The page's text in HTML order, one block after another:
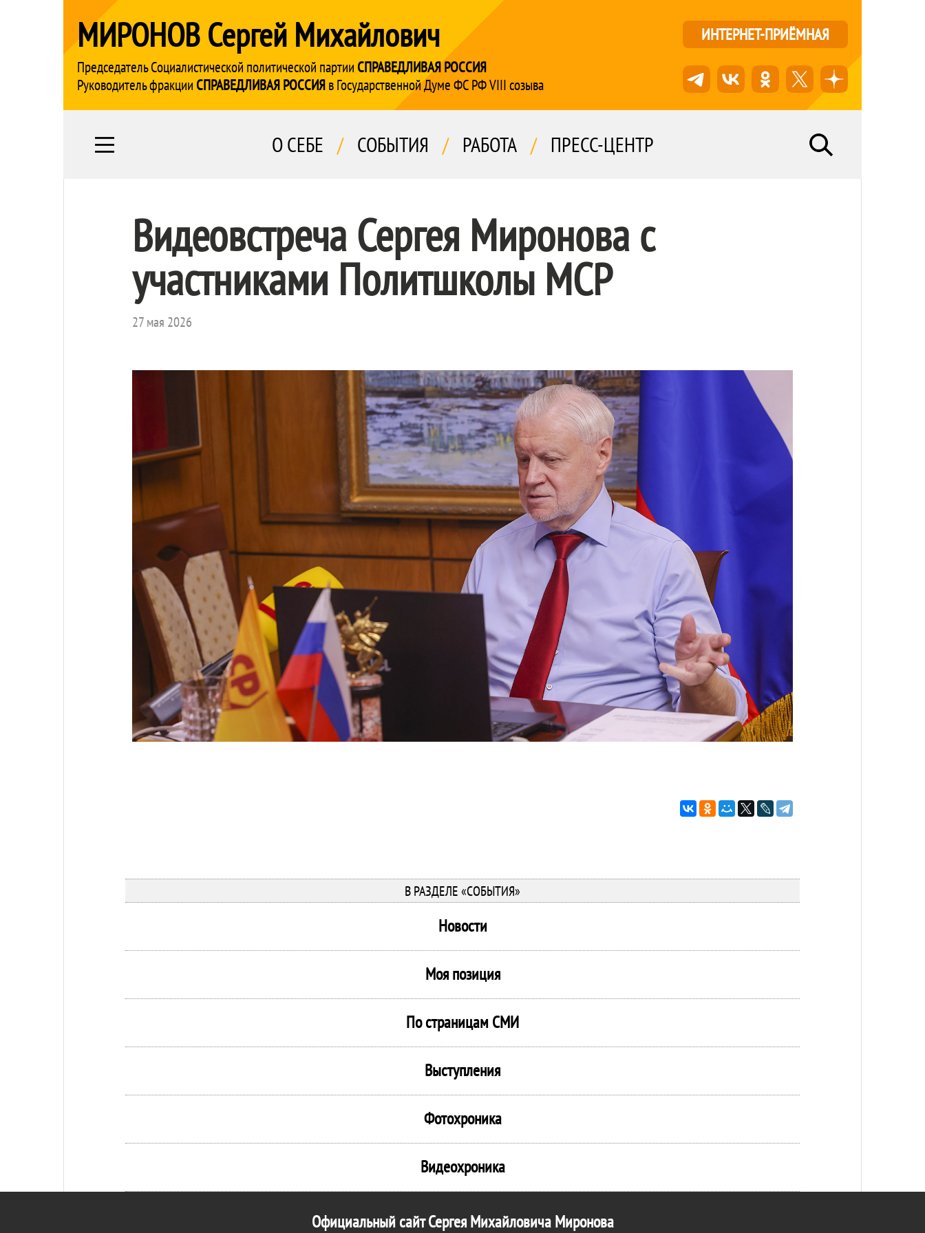
МИРОНОВ Сергей Михайлович
Председатель Социалистической политической партии СПРАВЕДЛИВАЯ РОССИЯ
Руководитель фракции СПРАВЕДЛИВАЯ РОССИЯв Государственной Думе ФС РФ VIII созыва
ИНТЕРНЕТ-ПРИЁМНАЯ
О СЕБЕ / СОБЫТИЯ / РАБОТА / ПРЕСС-ЦЕНТР
Видеовстреча Сергея Миронова с
участниками Политшколы МСР
27 мая 2026
В РАЗДЕЛЕ «СОБЫТИЯ»
Новости
Моя позиция
По страницам СМИ
Выступления
Фотохроника
Видеохроника
Официальный сайт Сергея Михайловича Миронова